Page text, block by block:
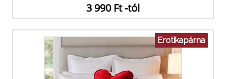
3 990 Ft -tól
Erotikapárna